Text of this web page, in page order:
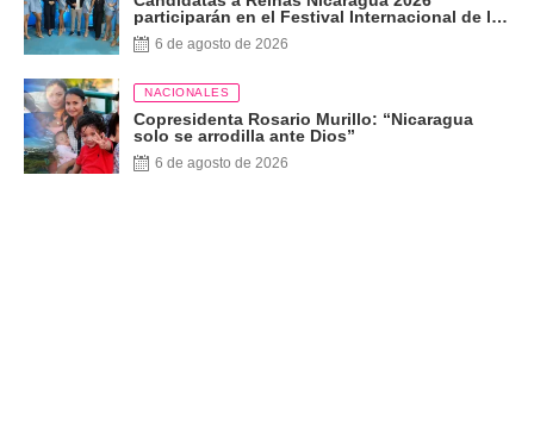
participarán en el Festival Internacional de las
Artes, Cultura y Gastronomía
6 de agosto de 2026
NACIONALES
Copresidenta Rosario Murillo: “Nicaragua
solo se arrodilla ante Dios”
6 de agosto de 2026